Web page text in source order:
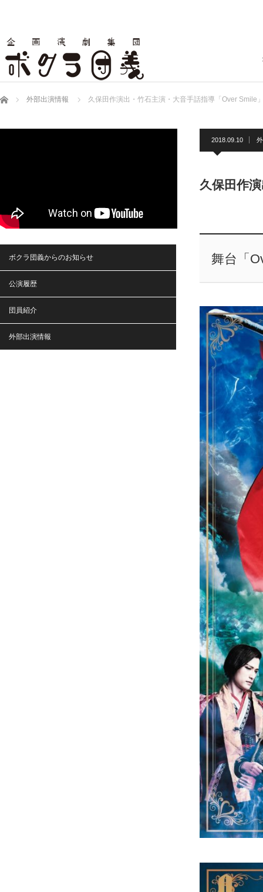
ホーム 外部出演情報 久保田作演出・竹石主演・大音手話指導「Over Smile
2018.09.10
久保田作
舞台「
ボクラ団義からのお知らせ
公演履歴
団員紹介
外部出演情報